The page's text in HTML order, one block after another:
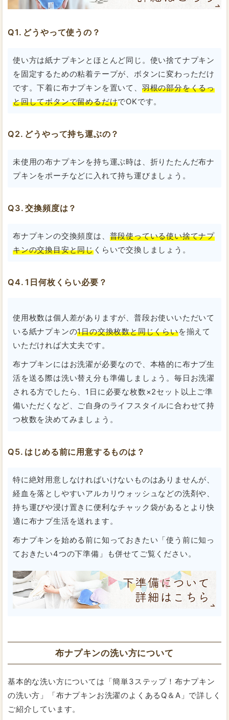
どうやって使うの？
使い方は紙ナプキンとほとんど同じ。使い捨てナプキン
を固定するための粘着テープが、ボタンに変わっただけ
です。下着に布ナプキンを置いて、 羽根の部分をくるっ
と回してボタンで留めるだけでOKです。
どうやって持ち運ぶの？
未使用の布ナプキンを持ち運ぶ時は、折りたたんだ布ナ
プキンをポーチなどに入れて持ち運びましょう。
交換頻度は？
布ナプキンの交換頻度は、 普段使っている使い捨てナプ
キンの交換目安と同じ くらいで交換しましょう。
1日何枚くらい必要？
使用枚数は個人差がありますが、普段お使いいただいて
いる紙ナプキンの1日の交換枚数と同じくらいを揃えて
いただければ大丈夫です。
布ナプキンにはお洗濯が必要なので、本格的に布ナプ生
活を送る際は洗い替え分も準備しましょう。毎日お洗濯
される方でしたら、1日に必要な枚数×2セット以上ご準
備いただくなど、ご自身のライフスタイルに合わせて持
つ枚数を決めてみましょう。
はじめる前に用意するものは？
特に絶対用意しなければいけないものはありませんが、
経血を落としやすいアルカリウォッシュなどの洗剤や、
持ち運びや浸け置きに便利なチャック袋があるとより快
適に布ナプ生活を送れます。
布ナプキンを始める前に知っておきたい「使う前に知っ
ておきたい4つの下準備」も併せてご覧ください。
布ナプキンの洗い方について
基本的な洗い方については「簡単3ステップ！布ナプキン
の洗い方」「布ナプキンお洗濯のよくあるQ＆A」で詳しく
ご紹介しています。